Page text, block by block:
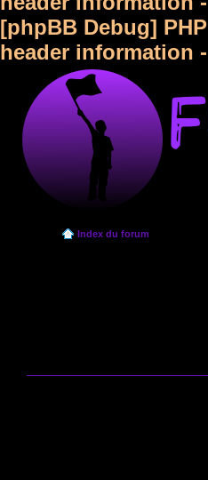
[phpBB Debug]
header information
Index du forum